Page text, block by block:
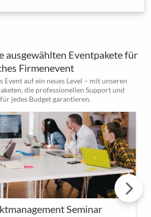
ausgewählten Eventpakete für
Firmenevent
Event auf ein neues Level – mit unseren
die professionellen Support und
jedes Budget garantieren.
Seminar